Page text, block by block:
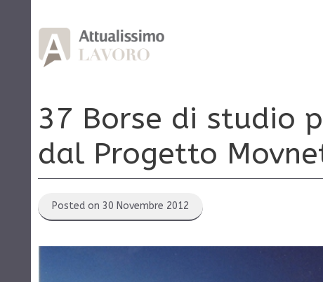
contenuto
37 Borse di studio
dal Progetto
Posted on 30 Novembre 2012